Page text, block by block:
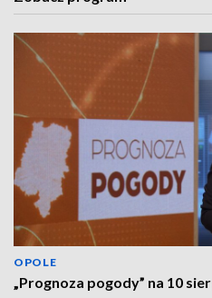
OPOLE
„Prognoza pogody” na 10